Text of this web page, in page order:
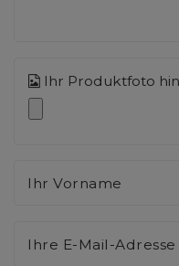
Ihr Produktfoto
Ihr Vorname
Ihre E-Mail-Adresse